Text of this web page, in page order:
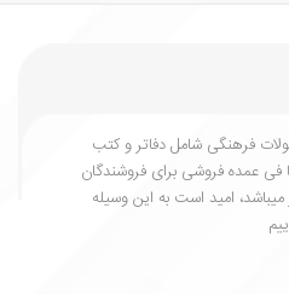
شامل دفاتر و کتب
فروشی برای فروشندگان
امید است به این وسیله